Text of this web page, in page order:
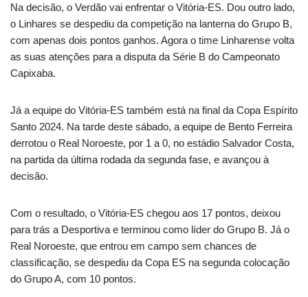
Na decisão, o Verdão vai enfrentar o Vitória-ES. Dou outro lado,
o Linhares se despediu da competição na lanterna do Grupo B,
com apenas dois pontos ganhos. Agora o time Linharense volta
as suas atenções para a disputa da Série B do Campeonato
Capixaba.
Já a equipe do Vitória-ES também está na final da Copa Espírito
Santo 2024. Na tarde deste sábado, a equipe de Bento Ferreira
derrotou o Real Noroeste, por 1 a 0, no estádio Salvador Costa,
na partida da última rodada da segunda fase, e avançou à
decisão.
Com o resultado, o Vitória-ES chegou aos 17 pontos, deixou
para trás a Desportiva e terminou como líder do Grupo B. Já o
Real Noroeste, que entrou em campo sem chances de
classificação, se despediu da Copa ES na segunda colocação
do Grupo A, com 10 pontos.